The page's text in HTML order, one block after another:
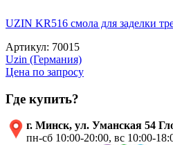
UZIN KR516 смола для заделки
Артикул: 70015
Uzin (Германия)
Цена по запросу
Где купить?
г. Минск, ул. Уманская 54
пн-сб 10:00-20:00, вс 10:00-